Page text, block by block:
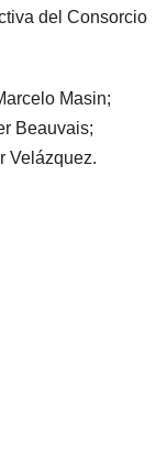
del Consorcio
Masin;
Beauvais;
Velázquez.